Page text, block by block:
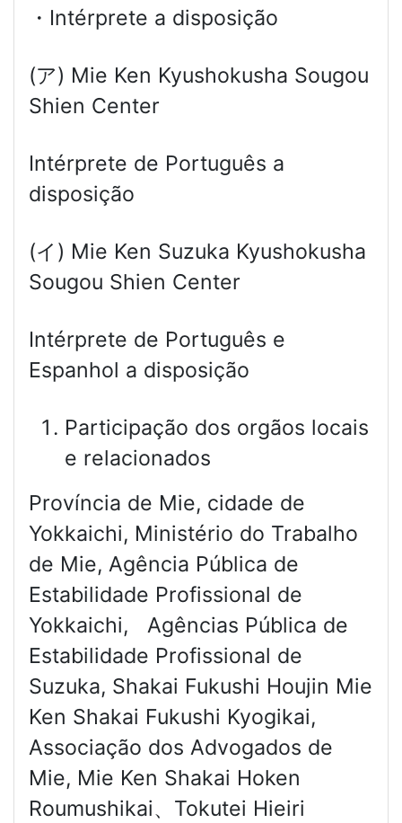
・Intérprete a disposição
(ア) Mie Ken Kyushokusha Sougou
Shien Center
Intérprete de Português a
disposição
(イ) Mie Ken Suzuka Kyushokusha
Sougou Shien Center
Intérprete de Português e
Espanhol a disposição
Participação dos orgãos locais
e relacionados
Província de Mie, cidade de
Yokkaichi, Ministério do Trabalho
de Mie, Agência Pública de
Estabilidade Profissional de
Yokkaichi, Agências Pública de
Estabilidade Profissional de
Suzuka, Shakai Fukushi Houjin Mie
Ken Shakai Fukushi Kyogikai,
Associação dos Advogados de
Mie, Mie Ken Shakai Hoken
Roumushikai、Tokutei Hieiri